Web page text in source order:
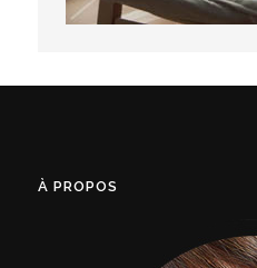
À PROPOS